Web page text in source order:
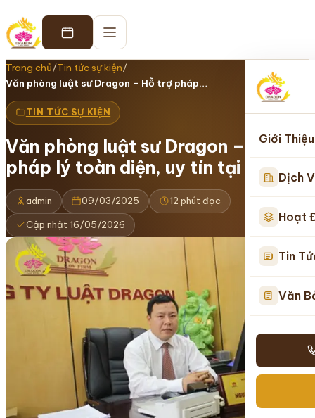
Giới Thiệu
Dịch
Hoạt
Tin
Văn
Trang chủ/Tin tức sự kiện/
Văn phòng luật sư Dragon – Hỗ trợ pháp…
TIN TỨC SỰ KIỆN
Văn phòng luật sư Dragon – Hỗ trợ
pháp lý toàn diện, uy tín tại Hà Nội
admin 09/03/2025 12 phút đọc
Cập nhật 16/05/2026